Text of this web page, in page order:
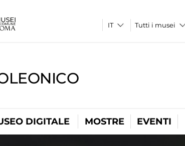
Tutti i musei
DIGITALE MOSTRE EVENTI